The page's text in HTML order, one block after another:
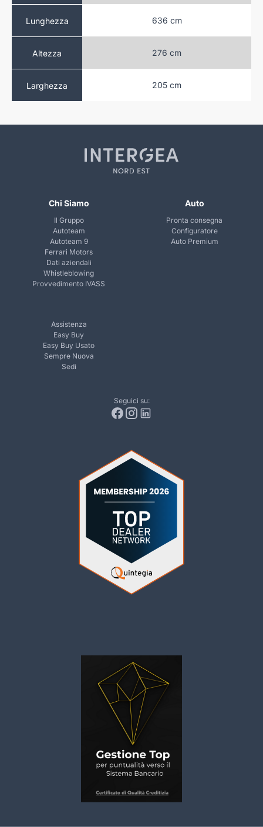
Lunghezza
Altezza
Larghezza
636 cm
276 cm
205 cm
Chi Siamo
Il Gruppo
Autoteam
Autoteam 9
Ferrari Motors
Dati aziendali
Whistleblowing
Provvedimento IVASS
Auto
Pronta consegna
Configuratore
Auto Premium
Assistenza
Easy Buy
Easy Buy Usato
Sempre Nuova
Sedi
Seguici su: